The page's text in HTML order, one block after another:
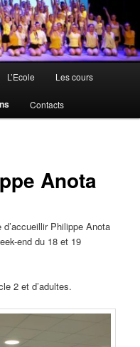
L’Ecole Les cours
Contacts
Anota
Philippe Anota
end du 18 et 19
2 et d’adultes.